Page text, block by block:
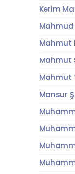
Kerim
Mahmud
Mahmut
Mahmut
Mahmut
Mansur